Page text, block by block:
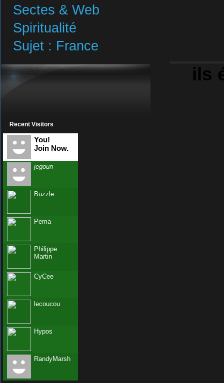
Sectes & Web
Spiritualité
Sujet : France
ils
Recent Visitors
You!
Join Now.
jegoun
Buzzle
Pema
Philippe
Martin
CyCee
lecoucou
Hypos
RandyMarsh